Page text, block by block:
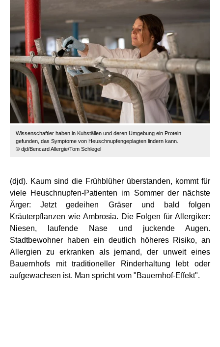
Wissenschaftler haben in Kuhställen und deren Umgebung ein Protein
gefunden, das Symptome von Heuschnupfengeplagten lindern kann.
© djd/Bencard Allergie/Tom Schlegel
(djd). Kaum sind die Frühblüher überstanden, kommt für
viele Heuschnupfen-Patienten im Sommer der nächste
Ärger: Jetzt gedeihen Gräser und bald folgen
Kräuterpflanzen wie Ambrosia. Die Folgen für Allergiker:
Niesen, laufende Nase und juckende Augen.
Stadtbewohner haben ein deutlich höheres Risiko, an
Allergien zu erkranken als jemand, der unweit eines
Bauernhofs mit traditioneller Rinderhaltung lebt oder
aufgewachsen ist. Man spricht vom "Bauernhof-Effekt".